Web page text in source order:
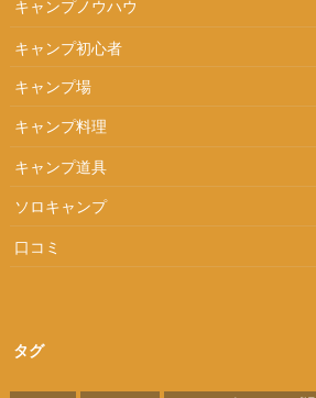
キャンプノウハウ
キャンプ初心者
キャンプ場
キャンプ料理
キャンプ道具
ソロキャンプ
口コミ
タグ